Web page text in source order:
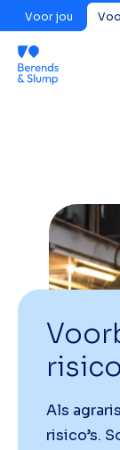
Voor jou
risico
Als
risico’s.